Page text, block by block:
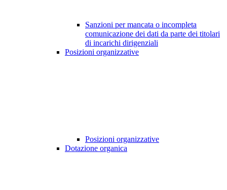
Sanzioni per mancata o incompleta
comunicazione dei dati da parte dei titolari
di incarichi dirigenziali
Posizioni organizzative
Posizioni organizzative
Dotazione organica